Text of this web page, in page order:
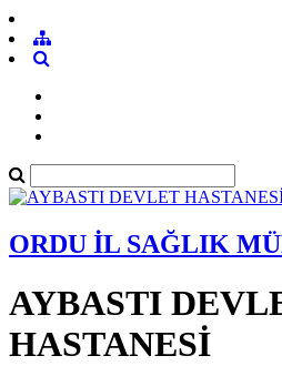
ORDU İL SAĞLIK
AYBASTI
HASTANESİ